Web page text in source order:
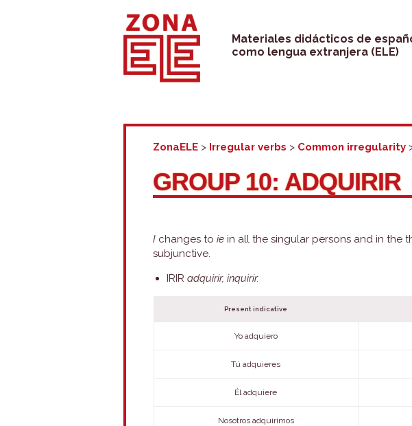
Skip
content
Materiales didácticos de
como lengua extranjera (ELE)
ZonaELE > Irregular verbs > Common irregularity
GROUP 10: ADQUIRIR
I changes toie in all the singular persons and in the
subjunctive.
IRIRadquirir, inquirir.
Present indicative
Yo adquiero
Tú adquieres
Él adquiere
Nosotros adquirimos